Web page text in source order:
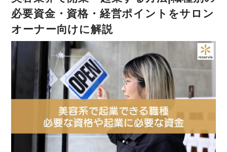
必要資金・資格・経営ポイントをサロン
オーナー向けに解説